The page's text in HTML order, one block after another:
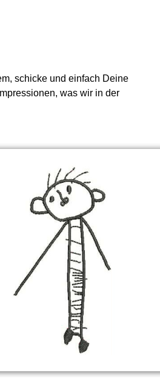
schicke und einfach Deine
was wir in der